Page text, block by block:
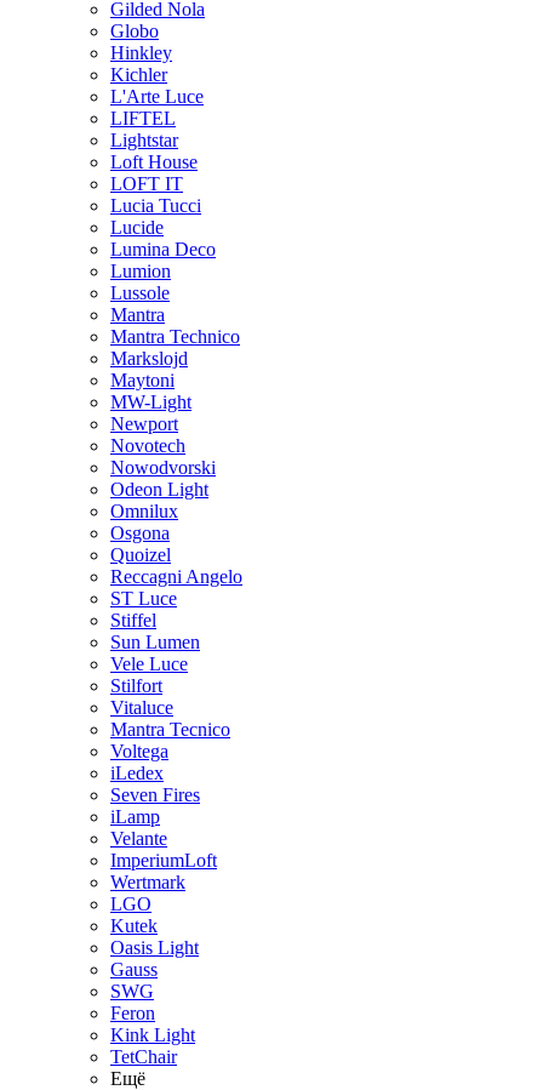
Gilded Nola
Globo
Hinkley
Kichler
L'Arte Luce
LIFTEL
Lightstar
Loft House
LOFT IT
Lucia Tucci
Lucide
Lumina Deco
Lumion
Lussole
Mantra
Mantra Technico
Markslojd
Maytoni
MW-Light
Newport
Novotech
Nowodvorski
Odeon Light
Omnilux
Osgona
Quoizel
Reccagni Angelo
ST Luce
Stiffel
Sun Lumen
Vele Luce
Stilfort
Vitaluce
Mantra Tecnico
Voltega
iLedex
Seven Fires
iLamp
Velante
ImperiumLoft
Wertmark
LGO
Kutek
Oasis Light
Gauss
SWG
Feron
Kink Light
TetСhair
Ещё